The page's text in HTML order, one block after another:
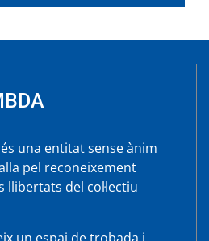
és una entitat sense ànim
pel reconeixement
llibertats del col·lectiu